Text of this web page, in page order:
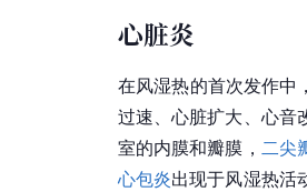
心脏炎
在风湿热的首次发作中
过速、心脏扩大、心音
室的内膜和瓣膜， 二尖
心包炎出现于风湿热活